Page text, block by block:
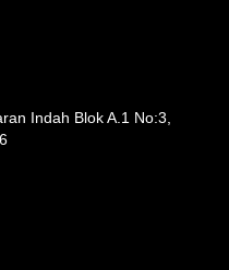
Indah Blok A.1 No:3,